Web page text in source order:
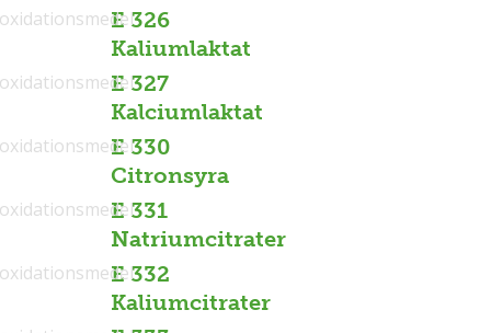
E 326
Kaliumlaktat
E 327
Kalciumlaktat
E 330
Citronsyra
E 331
Natriumcitrater
E 332
Kaliumcitrater